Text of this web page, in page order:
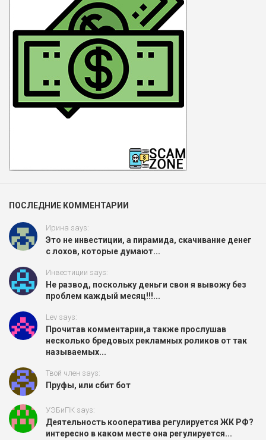
ПОСЛЕДНИЕ КОММЕНТАРИИ
Ирина says:
Это не инвестиции, а пирамида, скачивание денег
с лохов, которые думают...
Инвестиции says:
Не развод, поскольку деньги свои я вывожу без
проблем каждый месяц!!!...
Lev says:
Прочитав комментарии,а также прослушав
несколько бредовых рекламных роликов от так
называемых...
Твой член says:
Пруфы, или сбит бот
УЭБиПК says:
Деятельность кооператива регулируется ЖК РФ?
интересно в каком месте она регулируется...